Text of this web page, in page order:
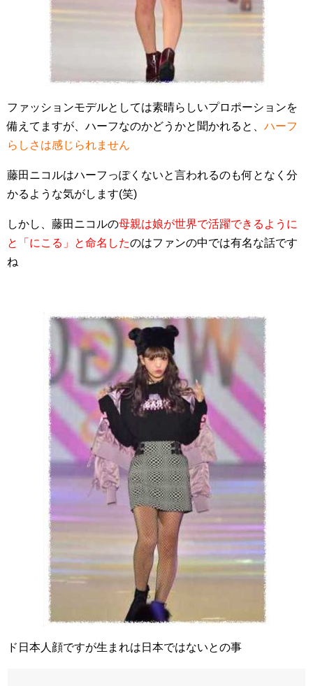
ファッションモデルとしては素晴らしいプロポーションを
備えてますが、ハーフなのかどうかと聞かれると、 ハーフ
らしさは感じられません
藤田ニコルはハーフっぽくないと言われるのも何となく分
かるような気がします(笑)
しかし、藤田ニコルの母親は娘が世界で活躍できるように
と「にこる」と命名したのはファンの中では有名な話です
ね
ド日本人顔ですが生まれは日本ではないとの事